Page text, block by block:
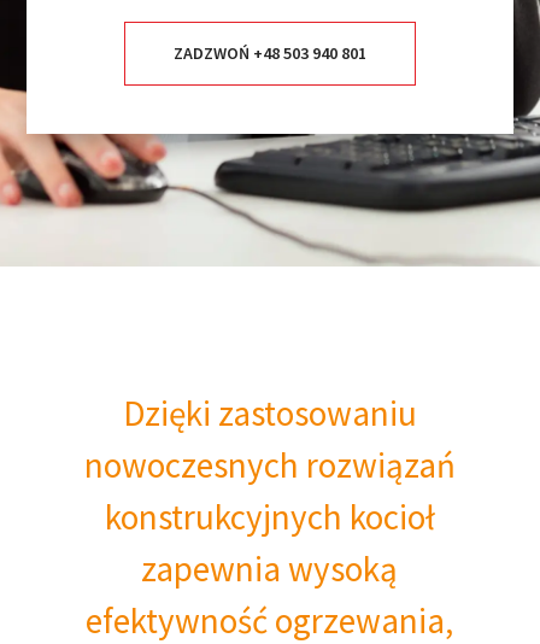
ZADZWOŃ +48 503 940 801
Dzięki zastosowaniu
nowoczesnych rozwiązań
konstrukcyjnych kocioł
zapewnia wysoką
efektywność ogrzewania,